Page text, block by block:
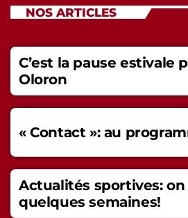
NOS ARTICLES
C’est la pause estivale
Oloron
« Contact »: au
Actualités sportives:
quelques semaines!